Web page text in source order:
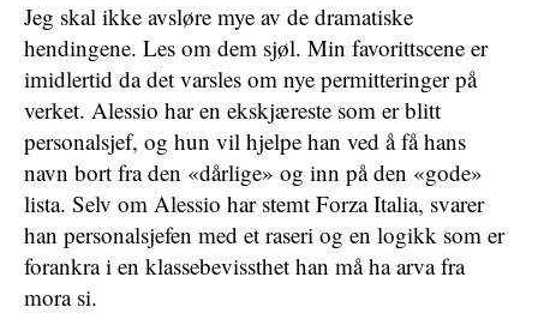
Jeg skal ikke avsløre mye av de dramatiske
hendingene. Les om dem sjøl. Min favorittscene er
imidlertid da det varsles om nye permitteringer på
verket. Alessio har en ekskjæreste som er blitt
personalsjef, og hun vil hjelpe han ved å få hans
navn bort fra den «dårlige» og inn på den «gode»
lista. Selv om Alessio har stemt Forza Italia, svarer
han personalsjefen med et raseri og en logikk som er
forankra i en klassebevissthet han må ha arva fra
mora si.